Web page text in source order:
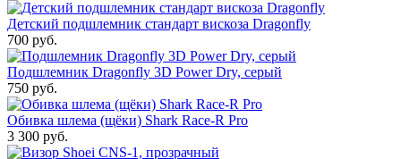
Детский подшлемник стандарт вискоза Dragonfly
700 руб.
Подшлемник Dragonfly 3D Power Dry, серый
750 руб.
Обивка шлема (щёки) Shark Race-R Pro
3 300 руб.